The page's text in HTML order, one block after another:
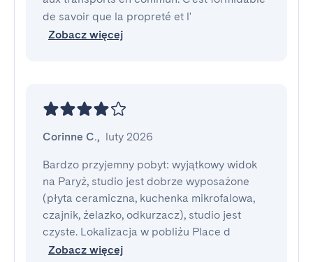
de savoir que la propreté et l'
Zobacz więcej
Corinne C., luty 2026
Bardzo przyjemny pobyt: wyjątkowy widok
na Paryż, studio jest dobrze wyposażone
(płyta ceramiczna, kuchenka mikrofalowa,
czajnik, żelazko, odkurzacz), studio jest
czyste. Lokalizacja w pobliżu Place d
Zobacz więcej